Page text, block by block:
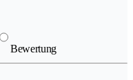
Bewertung